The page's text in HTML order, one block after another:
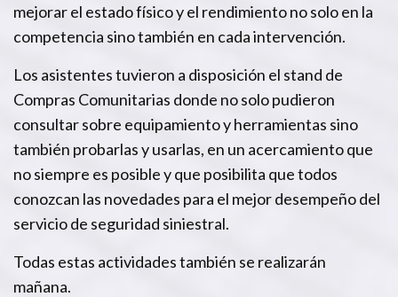
mejorar el estado físico y el rendimiento no solo en la
competencia sino también en cada intervención.
Los asistentes tuvieron a disposición el stand de
Compras Comunitarias donde no solo pudieron
consultar sobre equipamiento y herramientas sino
también probarlas y usarlas, en un acercamiento que
no siempre es posible y que posibilita que todos
conozcan las novedades para el mejor desempeño del
servicio de seguridad siniestral.
Todas estas actividades también se realizarán
mañana.